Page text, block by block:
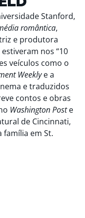
Stanford,
romântica,
e produtora
nos “10
veículos como o
Weeklye a
e traduzidos
contos e obras
Washington Poste
de Cincinnati,
em St.